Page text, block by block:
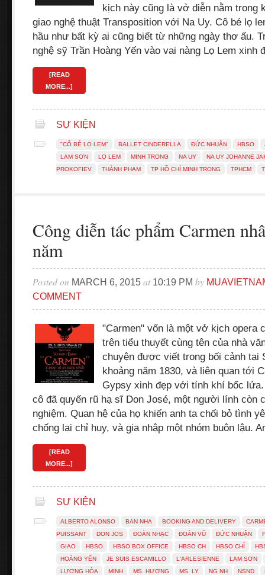
kịch này cũng là vở diễn nằm trong
giao nghệ thuật Transposition với Na Uy. Cô bé lọ
hầu như bất kỳ ai cũng biết từ những ngày thơ ấu.
nghệ sỹ Trần Hoàng Yến vào vai nàng Lọ Lem xinh
[READ
MORE...]
SỰ KIỆN
"CÔ BÉ LỌ LEM" BALLET CINDERELLA ĐỨC NHUẬN HBSO
LAM SƠN
LỌ LEM MINH TRONG NA UY
NA UY JOHANNE
PROKOFIEV
THÀNH PHẠM TP HỒ CHÍ MINH TRONG TPHCM
Công diễn tác phẩm Carmen
năm
Posted on MARCH 6, 2015 at 10:19 PM by
COMMENT
"Carmen" vốn là một vở kịch opera
trên tiểu thuyết cùng tên của nhà
chuyện được viết trong bối cảnh tại
khoảng năm 1830, và liên quan tới
Gypsy xinh đẹp với tính khí bốc
cô đã quyến rũ hạ sĩ Don José, một người lính còn
nghiệm. Quan hệ của họ khiến anh ta chối bỏ tình
chống lại chỉ huy, và gia nhập một nhóm buôn lậu.
[READ
MORE...]
SỰ KIỆN
ALBERTO ALONSO BAN NHA BOOKING AND DELIVERY
PUISSANT
DON JOS ĐOÀN NHẠC ĐOÀN VŨ ĐỨC NHUẬN
GIAO
HBSO HBSO BOX OFFICE HBSO CH HBSO CHỈ
HOÀNG YẾN
JE SUIS ESCAMILLO L'ARLESIENNE
LAM SƠN
LƯƠNG HÒA
MINH MS. HƯƠNG MS. LY NG NH NSND